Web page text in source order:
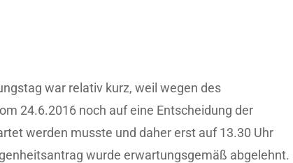
war relativ kurz, weil wegen des
24.6.2016 noch auf eine Entscheidung der
werden musste und daher erst auf 13.30 Uhr
wurde erwartungsgemäß abgelehnt.